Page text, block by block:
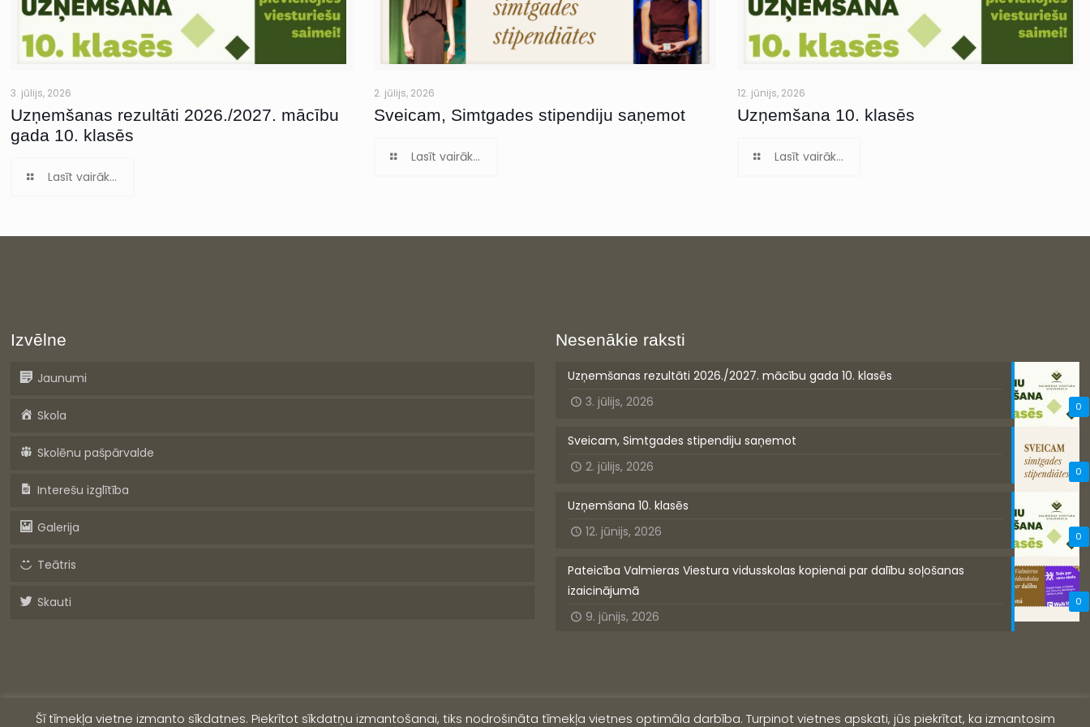
3. jūlijs, 2026
Uzņemšanas rezultāti 2026./2027. mācību
gada 10. klasēs
Lasīt vairāk...
2. jūlijs, 2026
Sveicam, Simtgades stipendiju saņemot
Lasīt vairāk...
12. jūnijs, 2026
Uzņemšana 10. klasēs
Lasīt vairāk...
Izvēlne
Jaunumi
Skola
Skolēnu pašpārvalde
Interešu izglītība
Galerija
Teātris
Skauti
Nesenākie raksti
0
Uzņemšanas rezultāti 2026./2027. mācību gada 10. klasēs
3. jūlijs, 2026
0
Sveicam, Simtgades stipendiju saņemot
2. jūlijs, 2026
0
Uzņemšana 10. klasēs
12. jūnijs, 2026
0
Pateicība Valmieras Viestura vidusskolas kopienai par dalību soļošanas
izaicinājumā
9. jūnijs, 2026
Šī tīmekļa vietne izmanto sīkdatnes. Piekrītot sīkdatņu izmantošanai, tiks nodrošināta tīmekļa vietnes optimāla darbība. Turpinot vietnes apskati, jūs piekrītat, ka izmantosim